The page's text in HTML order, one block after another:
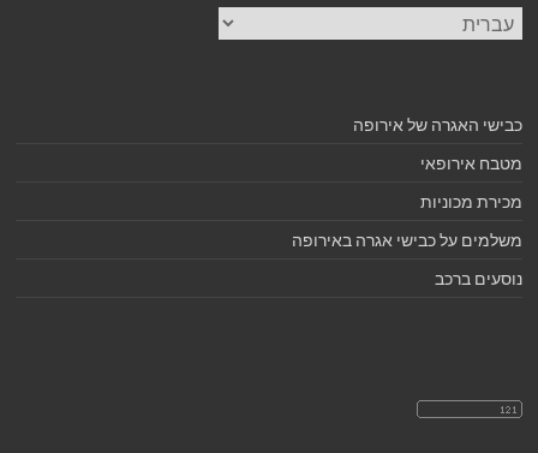
בחירת
שפה
כבישי האגרה של אירופה
מטבח אירופאי
מכירת מכוניות
משלמים על כבישי אגרה באירופה
נוסעים ברכב